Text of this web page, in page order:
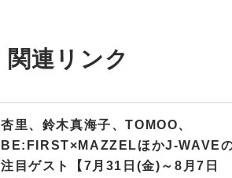
関連リンク
杏里、鈴木真海子、TOMOO、
BE:FIRST×MAZZELほかJ-WAVE
注目ゲスト【7月31日(金)～8月7日